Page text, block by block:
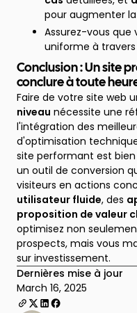
pour augmenter
Assurez-vous que
uniforme à
Conclusion : Un site
conclure à toute
Faire de votre site web
niveau nécessite une
l'intégration des
d'optimisation
site performant est bien
un outil de conversion
visiteurs en actions
utilisateur fluide, des
proposition de valeur
optimisez non
prospects, mais vous
sur investissement.
Dernières mise à jour
March 16, 2025